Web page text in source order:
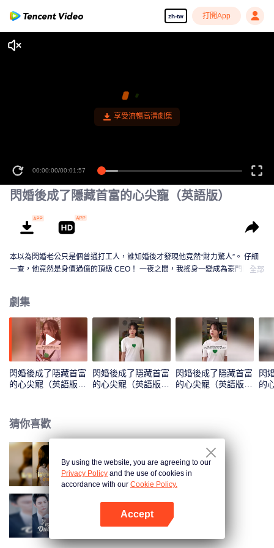
zh-tw 打開App
享受流暢高清劇集
00:00:00/00:01:57
閃婚後成了隱藏首富的心尖寵（英語版）
本以為閃婚老公只是個普通打工人，誰知婚後才發現他竟然“財力驚人”。 仔細
一查，他竟然是身價過億的頂級 CEO！ 一夜之間，我搖身一變成為豪門闊太全部
劇集
閃婚後成了隱藏首富
的心尖寵（英語版）
閃婚後成了隱藏首富
的心尖寵（英語版）
閃婚後成了隱藏首富
的心尖寵（英語版）
閃
的
猜你喜歡
重生後，我嫁給了渣男的死對頭
By using the website, you are agreeing to our
Privacy Policy and the use of cookies in
accordance with our Cookie Policy.
Accept